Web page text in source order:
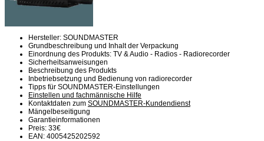
Hersteller: SOUNDMASTER
Grundbeschreibung und Inhalt der Verpackung
Einordnung des Produkts: TV & Audio - Radios - Radiorecorder
Sicherheitsanweisungen
Beschreibung des Produkts
Inbetriebsetzung und Bedienung von radiorecorder
Tipps für SOUNDMASTER-Einstellungen
Einstellen und fachmännische Hilfe
Kontaktdaten zum SOUNDMASTER-Kundendienst
Mängelbeseitigung
Garantieinformationen
Preis: 33€
EAN: 4005425202592